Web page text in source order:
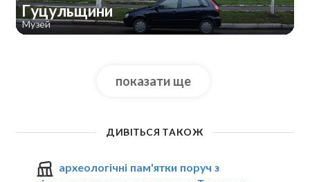
Гуцульщини
Музей
показати ще
ДИВІТЬСЯ ТАКОЖ
археологічні пам'ятки поруч з